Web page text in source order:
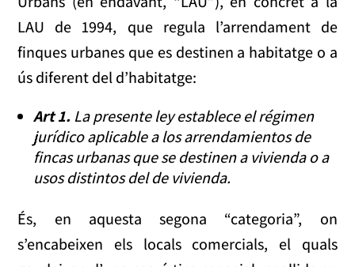
LAU de 1994, que regula l’arrendament de
finques urbanes que es destinen a habitatge o a
ús diferent del d’habitatge:
Art 1. La presente ley establece el régimen
jurídico aplicable a los arrendamientos de
fincas urbanas que se destinen a vivienda o a
usos distintos del de vivienda.
És, en aquesta segona “categoria”, on
s’encabeixen els locals comercials, el quals